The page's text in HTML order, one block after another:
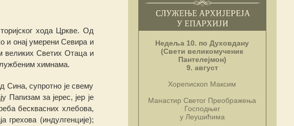
хода Цркве. Од
и онај умерени Севира и
великих Светих Отаца и
химнама.
Сина, супротно је свему
Папизам за јерес, јер је
бесквасних хлебова,
грехова (индулгенције);
Недеља 10. по Духовдану
(Свети великомученик
Пантелејмон)
9. август
Хорепископ Максим
Манастир Светог Преображења
Господњег
у Леушићима